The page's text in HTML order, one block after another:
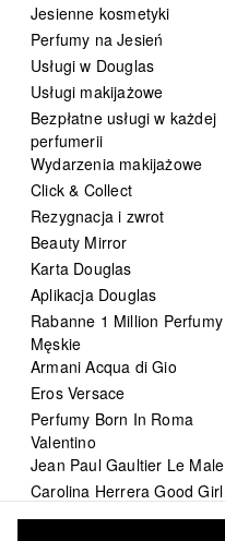
Jesienne kosmetyki
Perfumy na Jesień
Usługi w Douglas
Usługi makijażowe
Bezpłatne usługi w każdej
perfumerii
Wydarzenia makijażowe
Click & Collect
Rezygnacja i zwrot
Beauty Mirror
Karta Douglas
Aplikacja Douglas
Rabanne 1 Million Perfumy
Męskie
Armani Acqua di Gio
Eros Versace
Perfumy Born In Roma
Valentino
Jean Paul Gaultier Le Male
Carolina Herrera Good Girl
DIOR Sauvage